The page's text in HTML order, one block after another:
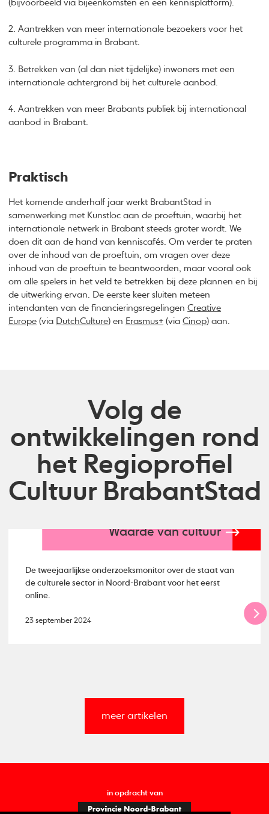
(bijvoorbeeld via bijeenkomsten en een kennisplatform).
2. Aantrekken van meer internationale bezoekers voor het
culturele programma in Brabant.
3. Betrekken van (al dan niet tijdelijke) inwoners met een
internationale achtergrond bij het culturele aanbod.
4. Aantrekken van meer Brabants publiek bij internationaal
aanbod in Brabant.
Praktisch
Het komende anderhalf jaar werkt BrabantStad in
samenwerking met Kunstloc aan de proeftuin, waarbij het
internationale netwerk in Brabant steeds groter wordt. We
doen dit aan de hand van kenniscafés. Om verder te praten
over de inhoud van de proeftuin, om vragen over deze
inhoud van de proeftuin te beantwoorden, maar vooral ook
om alle spelers in het veld te betrekken bij deze plannen en bij
de uitwerking ervan. De eerste keer sluiten meteen
intendanten van de financieringsregelingenCreative
Europe (via DutchCulture) en Erasmus+ (viaCinop) aan.
Volg de
ontwikkelingen rond
het Regioprofiel
Cultuur BrabantStad
Waarde van cultuur
De tweejaarlijkse onderzoeksmonitor over de staat van
de culturele sector in Noord-Brabant voor het eerst
online.
23 september 2024
meer artikelen
in opdracht van